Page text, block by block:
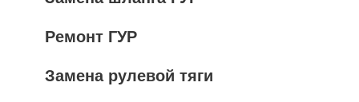
Ремонт ГУР
Замена рулевой тяги